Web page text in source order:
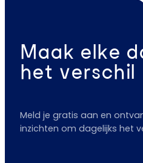
Maak elke
het verschil
Meld je gratis aan en
inzichten om dagelijks het